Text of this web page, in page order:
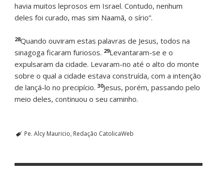
havia muitos leprosos em Israel. Contudo, nenhum
deles foi curado, mas sim Naamã, o sírio”.
28Quando ouviram estas palavras de Jesus, todos na
sinagoga ficaram furiosos. 29Levantaram-se e o
expulsaram da cidade. Levaram-no até o alto do monte
sobre o qual a cidade estava construída, com a intenção
de lançá-lo no precipício. 30Jesus, porém, passando pelo
meio deles, continuou o seu caminho.
Pe. Alcy Mauricio Redação CatolicaWeb